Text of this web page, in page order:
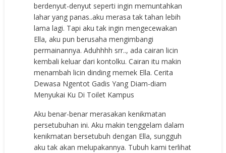
berdenyut-denyut seperti ingin memuntahkan
lahar yang panas..aku merasa tak tahan lebih
lama lagi. Tapi aku tak ingin mengecewakan
Ella, aku pun berusaha mengimbangi
permainannya. Aduhhhh srr.., ada cairan licin
kembali keluar dari kontolku. Cairan itu makin
menambah licin dinding memek Ella. Cerita
Dewasa Ngentot Gadis Yang Diam-diam
Menyukai Ku Di Toilet Kampus
Aku benar-benar merasakan kenikmatan
persetubuhan ini. Aku makin tenggelam dalam
kenikmatan bersetubuh dengan Ella, sungguh
aku tak akan melupakannya. Tubuh kami terlihat